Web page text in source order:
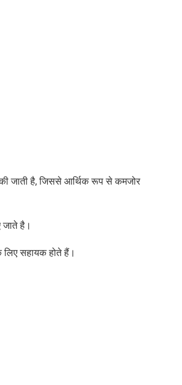
की जाती है, जिससे आर्थिक रूप से कमजोर
जातेहै।
सहायक होते हैं।